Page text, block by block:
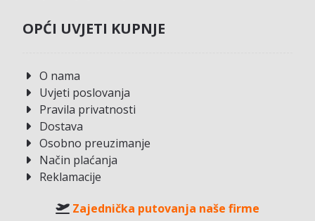
OPĆI UVJETI KUPNJE
O nama
Uvjeti poslovanja
Pravila privatnosti
Dostava
Osobno preuzimanje
Način plaćanja
Reklamacije
Zajednička putovanja naše firme